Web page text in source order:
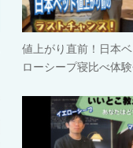
値上がり直前！日本
ローシープ寝比べ体